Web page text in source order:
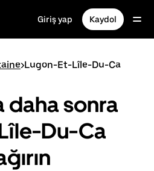
Giriş yap Kaydol
>Lugon-Et-Lîle-Du-Ca
daha sonra
Du-Ca